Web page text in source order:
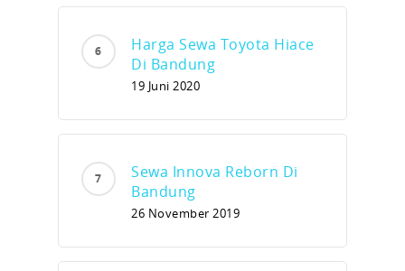
Harga Sewa Toyota Hiace
Di Bandung
19 Juni 2020
Sewa Innova Reborn Di
Bandung
26 November 2019